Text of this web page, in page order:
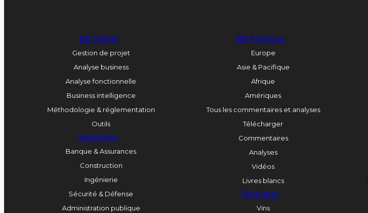
BB Digital
Gestion de projet
Analyse business
Analyse fonctionnelle
Business intelligence
Méthodologie & réglementation
Outils
Industries
Banque & Assurances
Construction
Ingénierie
Sécurité & Défense
Administration publique
BB Politique
Europe
Asie & Pacifique
Afrique
Amériques
Tous les commentaires et analyses
Télécharger
Commentaires
Analyses
Vidéos
Livres blancs
Boutique
Vins